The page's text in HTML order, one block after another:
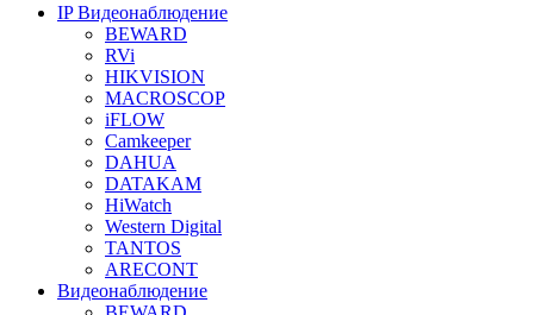
IP Видеонаблюдение
BEWARD
RVi
HIKVISION
MACROSCOP
iFLOW
Camkeeper
DAHUA
DATAKAM
HiWatch
Western Digital
TANTOS
ARECONT
Видеонаблюдение